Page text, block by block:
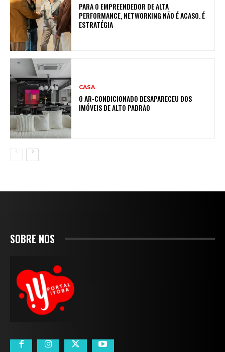
PARA O EMPREENDEDOR DE ALTA
PERFORMANCE, NETWORKING NÃO É ACASO. É
ESTRATÉGIA
CASA
O AR-CONDICIONADO DESAPARECEU DOS
IMÓVEIS DE ALTO PADRÃO
SOBRE NÓS